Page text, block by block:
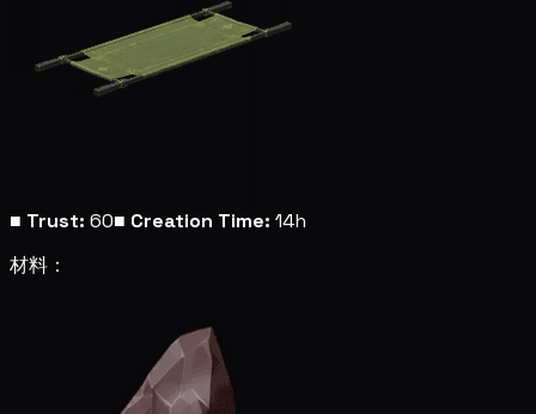
■ Trust: 60■ Creation Time: 14h
材料：